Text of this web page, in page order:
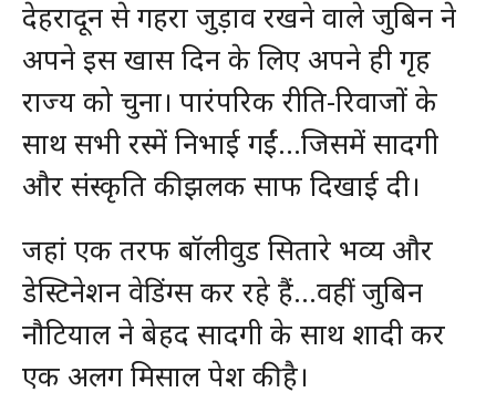
देहरादून से गहरा जुड़ाव रखने वाले जुबिन ने
अपने इस खास दिन के लिए अपने ही गृह
राज्य को चुना। पारंपरिक रीति-रिवाजों के
साथ सभी रस्में निभाई गईं…जिसमें सादगी
और संस्कृति की झलक साफ दिखाई दी।
जहां एक तरफ बॉलीवुड सितारे भव्य और
डेस्टिनेशन वेडिंग्स कर रहे हैं…वहीं जुबिन
नौटियाल ने बेहद सादगी के साथ शादी कर
एक अलग मिसाल पेश की है।